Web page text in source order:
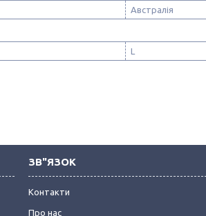
Австралія
L
ЗВ"ЯЗОК
Контакти
Про нас